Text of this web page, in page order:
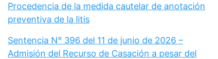
Procedencia de la medida cautelar de anotación
preventiva de la litis
Sentencia N° 396 del 11 de junio de 2026 –
Admisión del Recurso de Casación a pesar del